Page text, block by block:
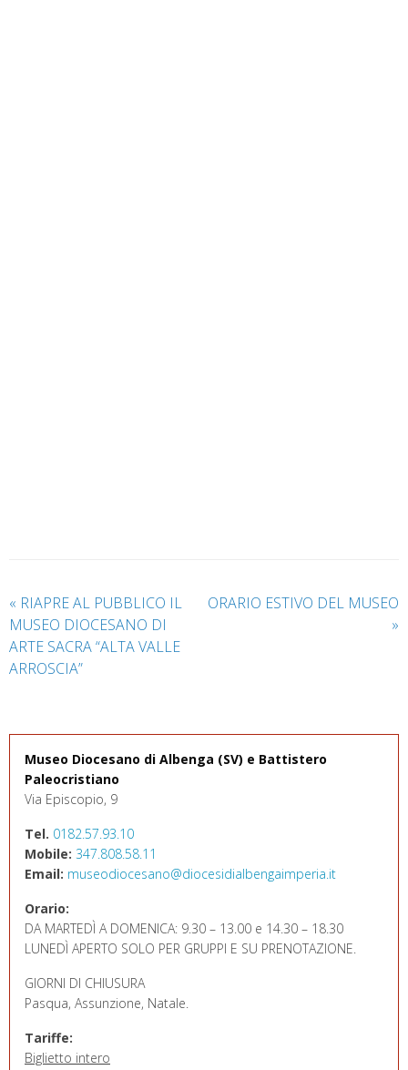
« RIAPRE AL PUBBLICO IL
MUSEO DIOCESANO DI
ARTE SACRA “ALTA VALLE
ARROSCIA”
ORARIO ESTIVO DEL MUSEO
»
Museo Diocesano di Albenga (SV) e Battistero
Paleocristiano
Via Episcopio, 9
Tel. 0182.57.93.10
Mobile: 347.808.58.11
Email: museodiocesano@diocesidialbengaimperia.it
Orario:
DA MARTEDÌ A DOMENICA: 9.30 – 13.00 e 14.30 – 18.30
LUNEDÌ APERTO SOLO PER GRUPPI E SU PRENOTAZIONE.
GIORNI DI CHIUSURA
Pasqua, Assunzione, Natale.
Tariffe:
Biglietto intero